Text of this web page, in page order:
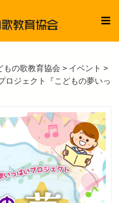
もの歌教育協会 > イベント >
ロジェクト『こどもの夢いっ